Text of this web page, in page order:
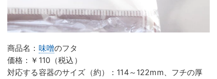
商品名： 味噌のフタ
価格：￥110（税込）
対応する容器のサイズ（約）：114～122mm、フチの厚